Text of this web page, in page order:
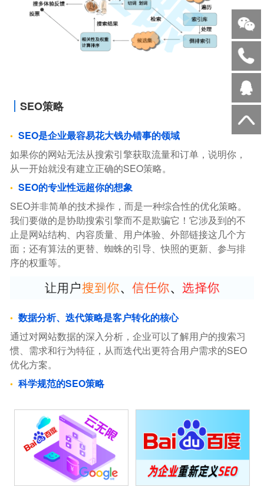
SEO策略
SEO是企业最容易花大钱办错事的领域
如果你的网站无法从搜索引擎获取流量和订单，说明你，
从一开始就没有建立正确的SEO策略。
SEO的专业性远超你的想象
SEO并非简单的技术操作，而是一种综合性的优化策略。
我们要做的是协助搜索引擎而不是欺骗它！它涉及到的不
止是网站结构、内容质量、用户体验、外部链接这几个方
面；还有算法的更替、蜘蛛的引导、快照的更新、参与排
序的权重等。
数据分析、迭代策略是客户转化的核心
通过对网站数据的深入分析，企业可以了解用户的搜索习
惯、需求和行为特征，从而迭代出更符合用户需求的SEO
优化方案。
科学规范的SEO策略